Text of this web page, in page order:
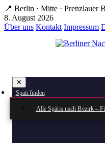
Zum
Hauptinhalt
springen
📍 Berlin · Mitte · Prenzlauer
8. August 2026
Über uns Kontakt Impressum
✕
Späti finden
Alle Spätis nach Bezirk –